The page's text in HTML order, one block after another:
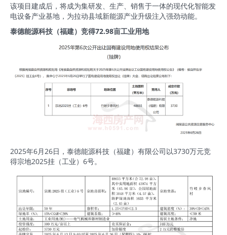
该项目建成后，将成为集研发、生产、销售于一体的现代化智能发
电设备产业基地，为拉动县域新能源产业升级注入强劲动能。
泰德能源科技（福建）竞得72.98亩工业用地
2025年6月26日，泰德能源科技（福建）有限公司以3730万元竞
得宗地2025挂（工业）6号。